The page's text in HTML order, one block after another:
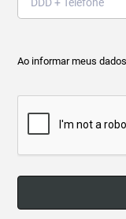
Ao informar meus